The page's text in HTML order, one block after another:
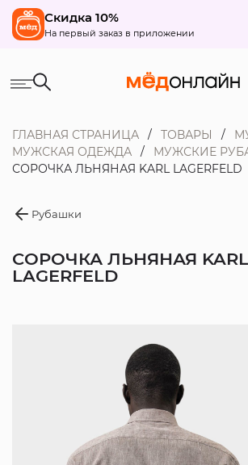
Скидка 10%
На первый заказ в приложении
ГЛАВНАЯ СТРАНИЦА ТОВАРЫ
МУЖСКАЯ ОДЕЖДА
МУЖСКИЕ
СОРОЧКА ЛЬНЯНАЯ KARL LAGERFELD
Рубашки
СОРОЧКА ЛЬНЯНАЯ KARL
LAGERFELD